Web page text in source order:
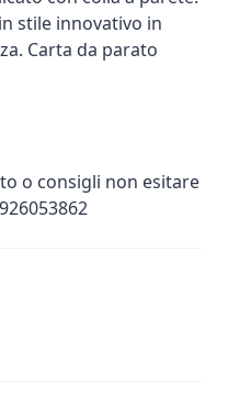
stile innovativo in
Carta da parato
o consigli non esitare